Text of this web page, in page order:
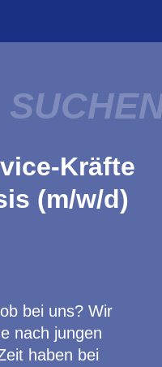
Kräfte
(m/w/d)
bei uns? Wir
nach jungen
haben bei